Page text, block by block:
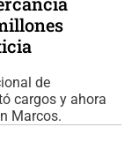
de
cargos y ahora
Marcos.